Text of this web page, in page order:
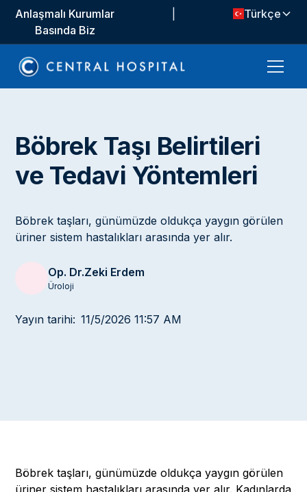
Anlaşmalı Kurumlar
Basında Biz
Türkçe
Böbrek Taşı Belirtileri
ve Tedavi Yöntemleri
Böbrek taşları, günümüzde oldukça yaygın görülen
üriner sistem hastalıkları arasında yer alır.
Op. Dr.Zeki Erdem
Üroloji
Yayın tarihi: 11/5/2026 11:57 AM
Böbrek taşları, günümüzde oldukça yaygın görülen
üriner sistem hastalıkları arasında yer alır. Kadınlarda